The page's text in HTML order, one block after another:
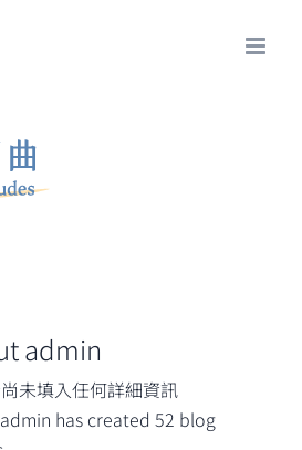
admin
未填入任何詳細資訊
has created 52 blog